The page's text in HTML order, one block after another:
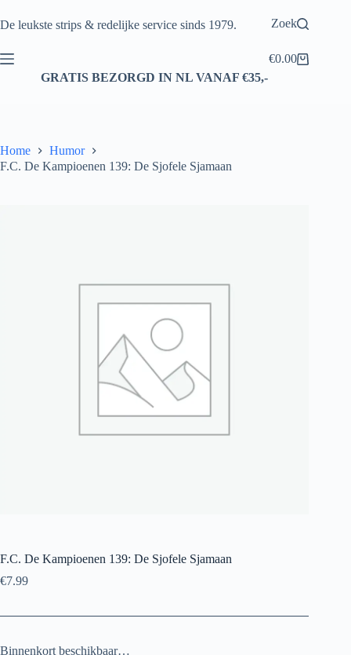
naar
De leukste strips & redelijke service sinds 1979. Zoek
Winkelwagen
€0.00
GRATIS BEZORGD IN NL VANAF €35,-
Home
Humor
F.C. De Kampioenen 139: De Sjofele Sjamaan
F.C. De Kampioenen 139: De Sjofele Sjamaan
€7.99
Binnenkort beschikbaar…